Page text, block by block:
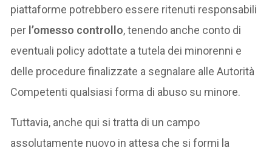
piattaforme potrebbero essere ritenuti responsabili
per l’omesso controllo, tenendo anche conto di
eventuali policy adottate a tutela dei minorenni e
delle procedure finalizzate a segnalare alle Autorità
Competenti qualsiasi forma di abuso su minore.
Tuttavia, anche qui si tratta di un campo
assolutamente nuovo in attesa che si formi la